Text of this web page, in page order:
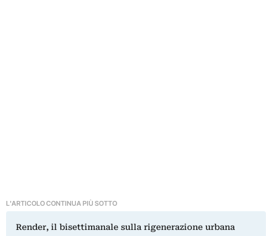
L'ARTICOLO CONTINUA PIÙ SOTTO
Render, il bisettimanale sulla rigenerazione urbana